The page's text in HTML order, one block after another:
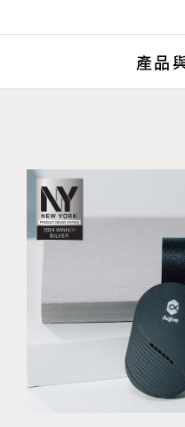
產品